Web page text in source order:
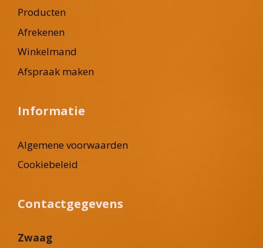
Producten
Afrekenen
Winkelmand
Afspraak maken
Informatie
Algemene voorwaarden
Cookiebeleid
Contactgegevens
Zwaag